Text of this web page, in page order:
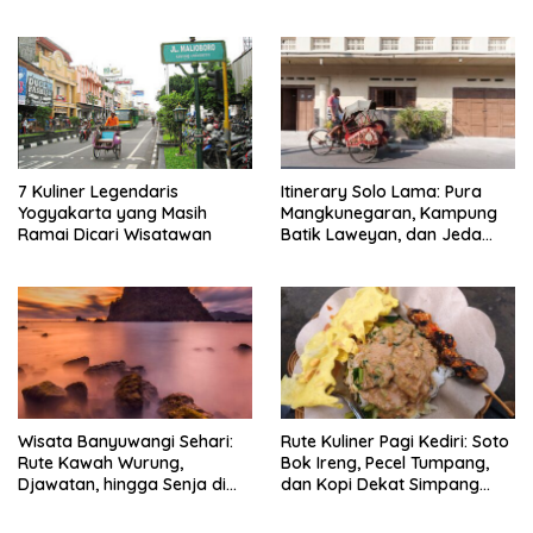
7 Kuliner Legendaris
Yogyakarta yang Masih
Ramai Dicari Wisatawan
Itinerary Solo Lama: Pura
Mangkunegaran, Kampung
Batik Laweyan, dan Jeda
Wisata Banyuwangi Sehari:
Rute Kawah Wurung,
Djawatan, hingga Senja di
Rute Kuliner Pagi Kediri: Soto
Bok Ireng, Pecel Tumpang,
dan Kopi Dekat Simpang